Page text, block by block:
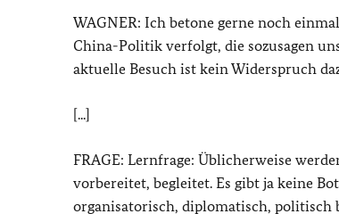
WAGNER: Ich betone gerne noch
China-Politik verfolgt, die sozusagen
aktuelle Besuch ist kein Widerspruch
[...]
FRAGE: Lernfrage: Üblicherweise
vorbereitet, begleitet. Es gibt ja keine
organisatorisch, diplomatisch, politisch